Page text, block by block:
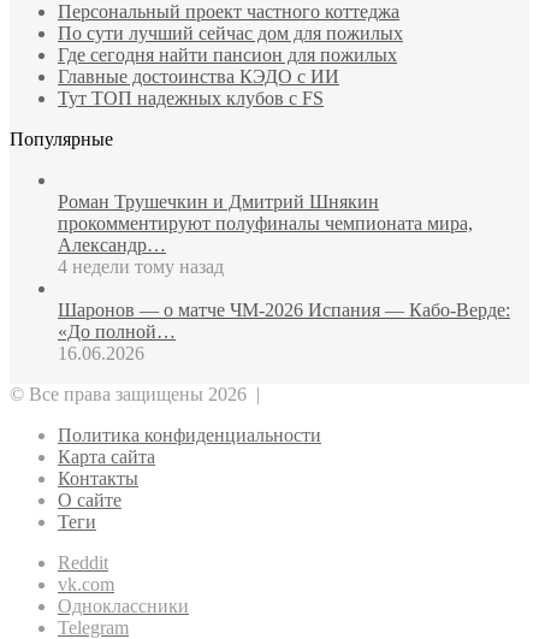
Персональный проект частного коттеджа
По сути лучший сейчас дом для пожилых
Где сегодня найти пансион для пожилых
Главные достоинства КЭДО с ИИ
Тут ТОП надежных клубов с FS
Популярные
Роман Трушечкин и Дмитрий Шнякин
прокомментируют полуфиналы чемпионата мира,
Александр…
4 недели тому назад
Шаронов — о матче ЧМ‑2026 Испания — Кабо‑Верде:
«До полной…
16.06.2026
© Все права защищены 2026 |
Политика конфиденциальности
Карта сайта
Контакты
О сайте
Теги
Reddit
vk.com
Одноклассники
Telegram